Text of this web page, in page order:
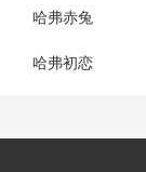
哈弗赤兔
哈弗初恋